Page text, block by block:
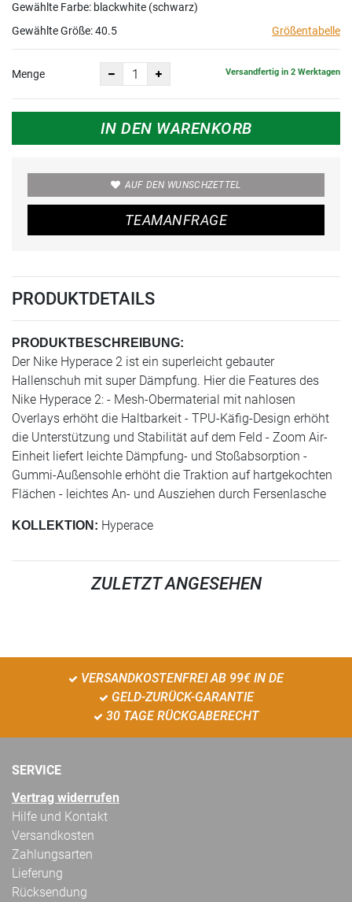
Gewählte Farbe: blackwhite (schwarz)
Gewählte Größe:40.5 Größentabelle
Menge Versandfertig in 2 Werktagen
IN DEN WARENKORB
AUF DEN WUNSCHZETTEL
TEAMANFRAGE
PRODUKTDETAILS
PRODUKTBESCHREIBUNG:
Der Nike Hyperace 2 ist ein superleicht gebauter
Hallenschuh mit super Dämpfung. Hier die Features des
Nike Hyperace 2: - Mesh-Obermaterial mit nahlosen
Overlays erhöht die Haltbarkeit - TPU-Käfig-Design erhöht
die Unterstützung und Stabilität auf dem Feld - Zoom Air-
Einheit liefert leichte Dämpfung- und Stoßabsorption -
Gummi-Außensohle erhöht die Traktion auf hartgekochten
Flächen - leichtes An- und Ausziehen durch Fersenlasche
KOLLEKTION: Hyperace
ZULETZT ANGESEHEN
VERSANDKOSTENFREI AB 99€ IN DE
GELD-ZURÜCK-GARANTIE
30 TAGE RÜCKGABERECHT
SERVICE
Vertrag widerrufen
Hilfe und Kontakt
Versandkosten
Zahlungsarten
Lieferung
Rücksendung